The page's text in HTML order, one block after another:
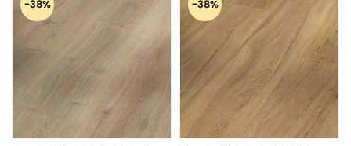
var:
299,00 kr..
er:
185,00 kr..
var:
299,00 kr..
er:
185,00 kr..
-38% -38%